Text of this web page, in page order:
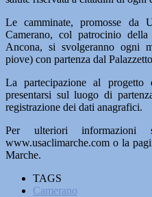
Le camminate, promosse
Camerano, col patrocinio
Ancona, si svolgeranno ogni
piove) con partenza dal
La partecipazione al
presentarsi sul luogo di
registrazione dei dati anagrafici.
Per ulteriori
www.usaclimarche.com o la
Marche.
TAGS
Camerano